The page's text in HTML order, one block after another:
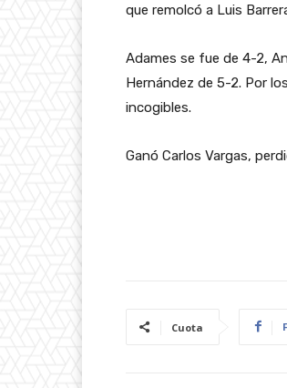
que remolcó a Luis
Adames se fue de 4-2,
Hernández de 5-2. Por
incogibles.
Ganó Carlos Vargas,
Cuota